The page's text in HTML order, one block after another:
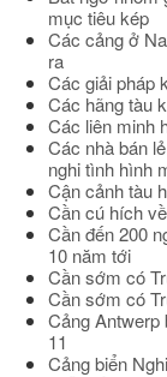
mục tiêu kép
Các cảng ở
ra
Các giải pháp
Các hãng tàu
Các liên minh
Các nhà bán
nghi tình hình
Cận cảnh tàu
Cần cú hích
Cần đến 200
10 năm tới
Cần sớm có
Cần sớm có
Cảng Antwerp
11
Cảng biển